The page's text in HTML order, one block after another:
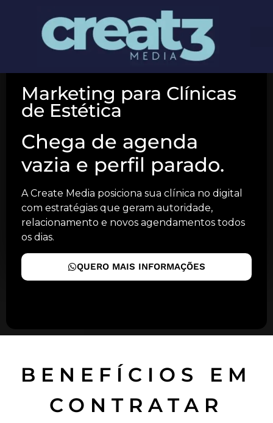
Marketing para Clínicas
de Estética
Chega de agenda
vazia e perfil parado.
A Create Media posiciona sua clínica no digital
com estratégias que geram autoridade,
relacionamento e novos agendamentos todos
os dias.
QUERO MAIS INFORMAÇÕES
BENEFÍCIOS EM
CONTRATAR